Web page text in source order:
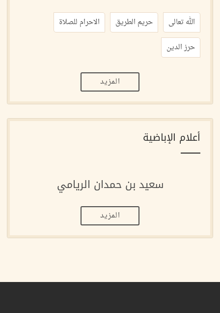
الله تعالى حريم الطريق
الاحرام للصلاة
حرز الدين
المزيد
أعلام الإباضية
سعيد بن حمدان الريامي
المزيد